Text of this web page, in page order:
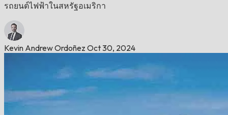
รถยนต์ไฟฟ้าในสหรัฐอเมริกา
Kevin Andrew Ordoñez Oct 30, 2024